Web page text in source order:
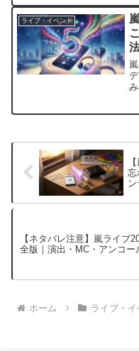
ライブ・イベント
忘
ン
【ネタバレ注意】嵐ライブ
全版｜演出・MC・アンコー
ホーム ライブ・イ